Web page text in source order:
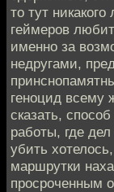
то тут
геймеров
именно за
недругами,
геноцид всему
сказать,
работы, где
убить
маршрутки
просроченным